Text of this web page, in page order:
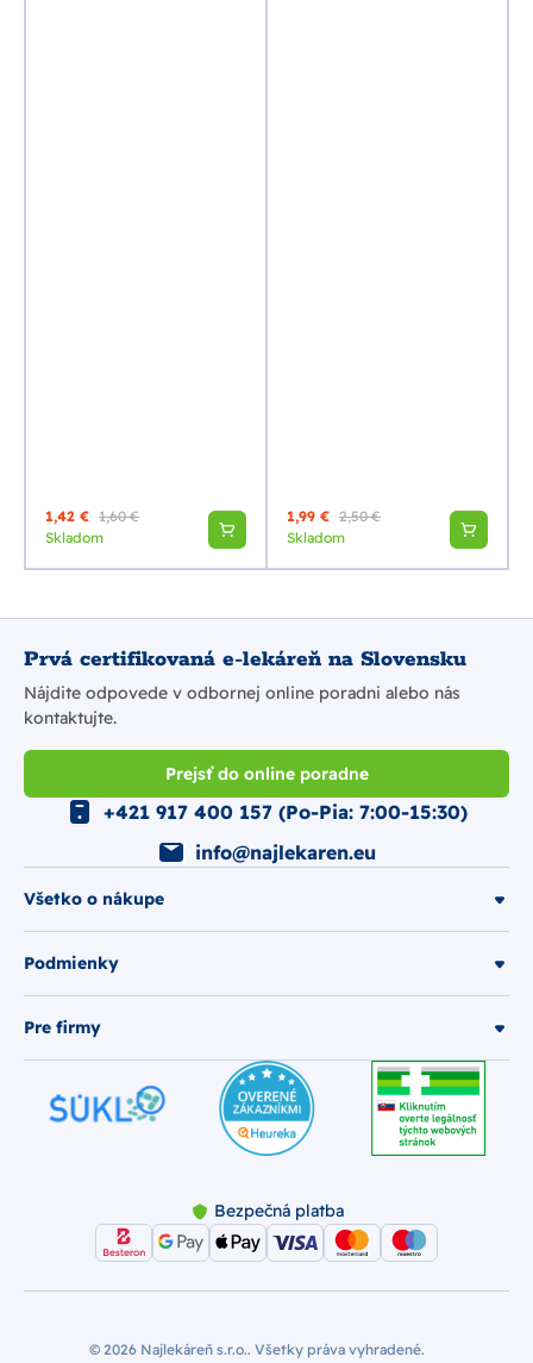
1,42 € 1,60 €
Skladom
1,99 € 2,50 €
Skladom
Prvá certifikovaná e-lekáreň na Slovensku
Nájdite odpovede v odbornej online poradni alebo nás
kontaktujte.
Prejsť do online poradne
Všetko o nákupe
Podmienky
Pre firmy
+421 917 400 157 (Po-Pia: 7:00-15:30)
info@najlekaren.eu
Bezpečná platba
© 2026 Najlekáreň s.r.o.. Všetky práva vyhradené.